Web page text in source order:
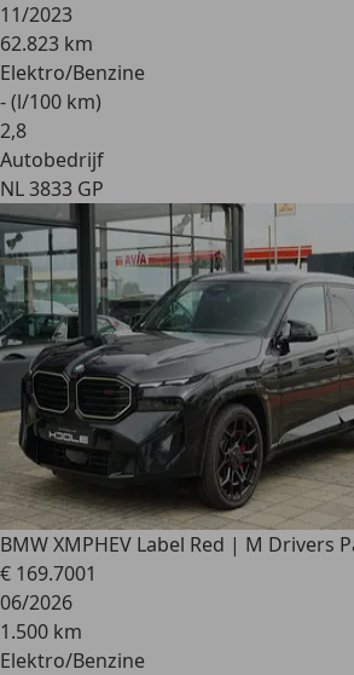
11/2023
62.823 km
Elektro/Benzine
- (l/100 km)
2,8
Autobedrijf
NL 3833 GP
BMW XMPHEV Label Red | M Drivers
€ 169.7001
06/2026
1.500 km
Elektro/Benzine